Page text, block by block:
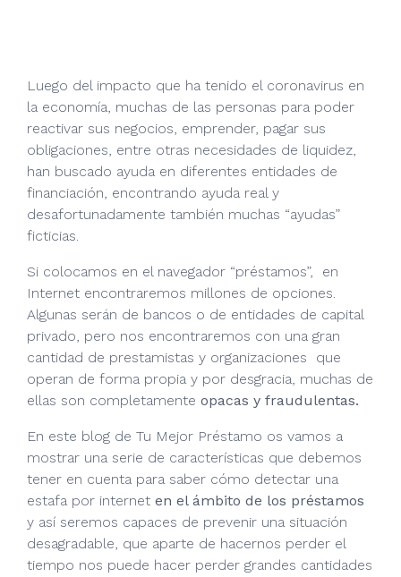
Luego del impacto que ha tenido el coronavirus en
la economía, muchas de las personas para poder
reactivar sus negocios, emprender, pagar sus
obligaciones, entre otras necesidades de liquidez,
han buscado ayuda en diferentes entidades de
financiación, encontrando ayuda real y
desafortunadamente también muchas “ayudas”
ficticias.
Si colocamos en el navegador “préstamos”, en
Internet encontraremos millones de opciones.
Algunas serán de bancos o de entidades de capital
privado, pero nos encontraremos con una gran
cantidad de prestamistas y organizaciones que
operan de forma propia y por desgracia, muchas de
ellas son completamente opacas y fraudulentas.
En este blog de Tu Mejor Préstamo os vamos a
mostrar una serie de características que debemos
tener en cuenta para saber cómo detectar una
estafa por internet en el ámbito de los préstamos
y así seremos capaces de prevenir una situación
desagradable, que aparte de hacernos perder el
tiempo nos puede hacer perder grandes cantidades